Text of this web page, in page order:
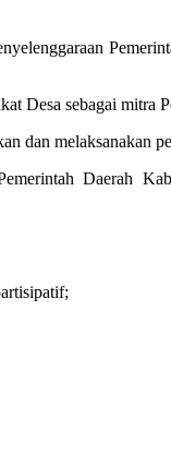
Desa sebagai mitra
dan melaksanakan
Daerah